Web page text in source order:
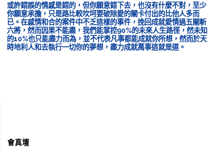
或許錯誤的情感是錯的，但你願意錯下去，也沒有什麼不對，至少
你願意承擔，只是路比較坎坷要破除愛的關卡付出的比他人多而
已。在感情和合的案件中不乏這樣的事件，挽回成就愛情過五關斬
六將，然而因果不能盡，我們能掌控90%的未來人生路徑，然未知
的10%也只能盡力而為，並不代表凡事都能成就你所想，然而於天
時地利人和去執行一切你的夢想，盡力成就萬事這就是道。
會真壇